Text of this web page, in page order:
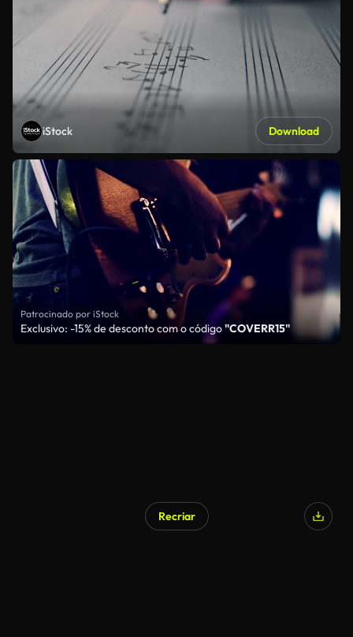
iStock Download
Patrocinado por iStock
Exclusivo: -15% de desconto com o código"COVERR15"
Recriar